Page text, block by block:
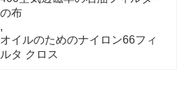
の布
,
オイルのためのナイロン66フィ
ルタ クロス